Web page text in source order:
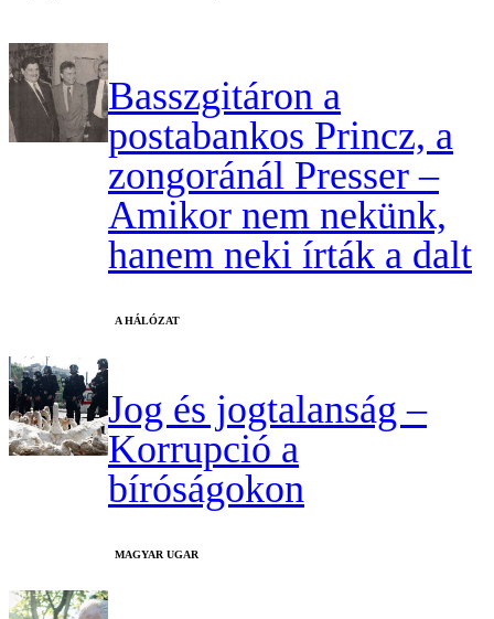
Basszgitáron a
postabankos Princz, a
zongoránál Presser –
Amikor nem nekünk,
hanem neki írták a dalt
A HÁLÓZAT
Jog és jogtalanság –
Korrupció a
bíróságokon
MAGYAR UGAR